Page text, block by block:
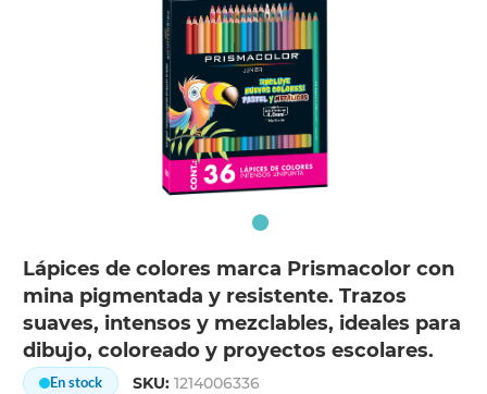
Lápices de colores marca Prismacolor con
mina pigmentada y resistente. Trazos
suaves, intensos y mezclables, ideales para
dibujo, coloreado y proyectos escolares.
En stock SKU:1214006336